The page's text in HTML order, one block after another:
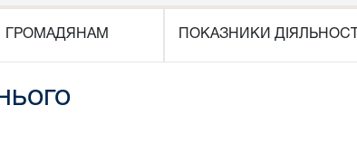
ГРОМАДЯНАМ ПОКАЗНИКИ ДІЯЛЬНОСТІ